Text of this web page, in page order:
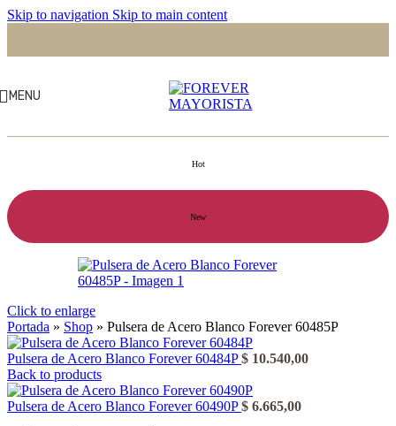
Skip to navigation Skip to main content
MENU
Hot
New
Click to enlarge
Portada » Shop » Pulsera de Acero Blanco Forever 60485P
Pulsera de Acero Blanco Forever 60484P$ 10.540,00
Back to products
Pulsera de Acero Blanco Forever 60490P$ 6.665,00